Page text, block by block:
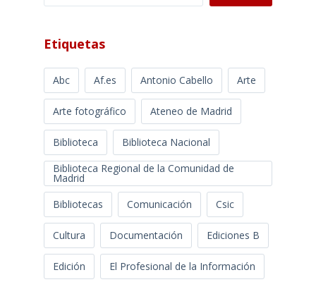
Etiquetas
Abc Af.es Antonio Cabello Arte
Arte fotográfico Ateneo de Madrid
Biblioteca
Biblioteca Nacional
Biblioteca Regional de la Comunidad de
Madrid
Bibliotecas
Comunicación Csic
Cultura Documentación Ediciones B
Edición El Profesional de la Información